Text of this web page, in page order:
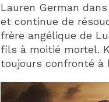
Lauren German
et continue de
frère angélique de
fils à moitié mortel.
toujours confronté à